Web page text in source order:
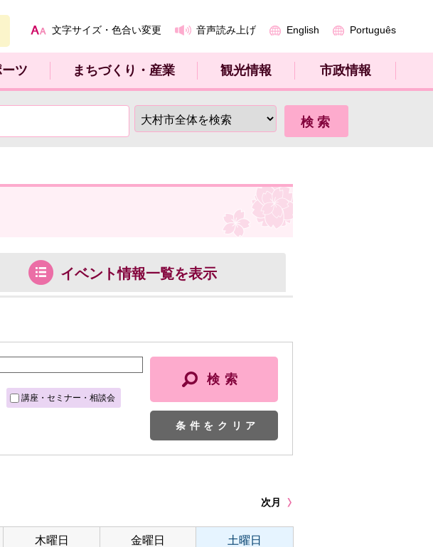
文字サイズ・色合い変更 音声読み上げ English Português
ツ まちづくり・産業 観光情報 市政情報
イベント情報一覧を表示
講座・セミナー・相談会
条件をクリア
次月
木曜日 金曜日 土曜日